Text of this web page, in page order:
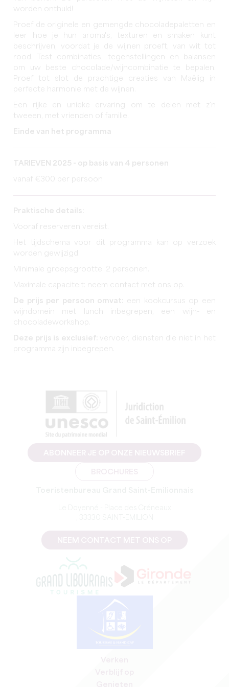
worden onthuld!
Proef de originele en gemengde chocoladepaletten en
leer hoe je hun aroma's, texturen en smaken kunt
beschrijven, voordat je de wijnen proeft, van wit tot
rood. Test combinaties, tegenstellingen en balansen
om uw beste chocolade/wijncombinatie te bepalen.
Proef tot slot de prachtige creaties van Maëlig in
perfecte harmonie met de wijnen.
Een rijke en unieke ervaring om te delen met z'n
tweeën, met vrienden of familie.
Einde van het programma
TARIEVEN 2025 - op basis van 4 personen
vanaf €300 per persoon
Praktische details:
Vooraf reserveren vereist.
Het tijdschema voor dit programma kan op verzoek
worden gewijzigd.
Minimale groepsgrootte: 2 personen.
Maximale capaciteit: neem contact met ons op.
De prijs per persoon omvat:
een kookcursus op een
wijndomein met lunch inbegrepen, een wijn- en
chocoladeworkshop.
Deze prijs is exclusief:
vervoer, diensten die niet in het
programma zijn inbegrepen.